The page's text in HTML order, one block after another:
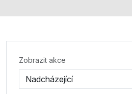
Zobrazit akce